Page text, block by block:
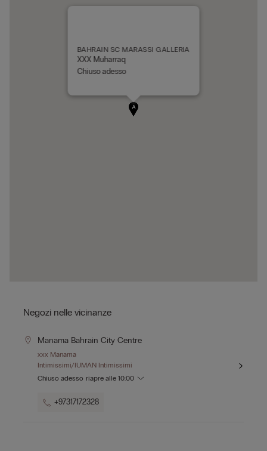
A
BAHRAIN SC MARASSI GALLERIA
XXX Muharraq
Chiuso adesso
Negozi nelle vicinanze
Manama Bahrain City Centre
xxx Manama
Intimissimi/IUMAN Intimissimi
Chiuso adesso riapre alle 10:00
+97317172328